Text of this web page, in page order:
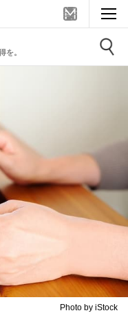
を。
Photo by iStock